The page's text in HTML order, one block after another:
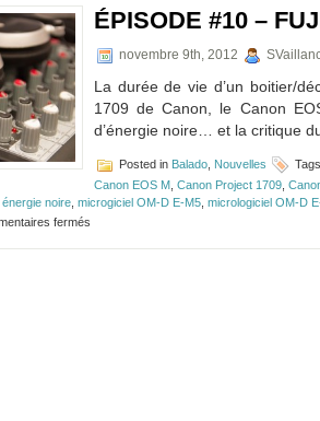
ÉPISODE #10 –
novembre 9th, 2012
La durée de vie d’un boitier/
1709 de Canon, le Canon
d’énergie noire… et la critique
Posted in Balado Nouvelles
Canon EOS M Canon Project 1709
énergie noire microgiciel OM-D E-M5 micrologiciel OM-D
fermés
#10